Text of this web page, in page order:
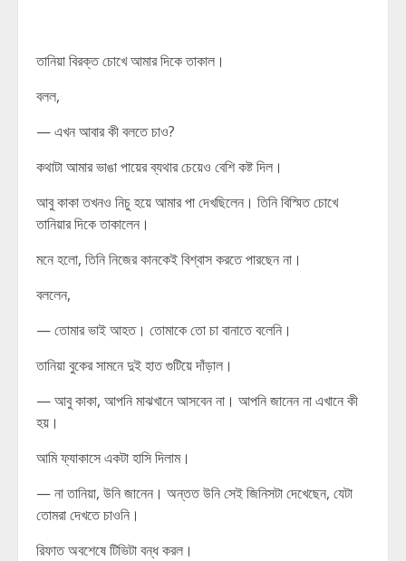
তানিয়া বিরক্ত চোখে আমার দিকে তাকাল।
বলল,
— এখন আবার কী বলতে চাও?
কথাটা আমার ভাঙা পায়ের ব্যথার চেয়েও বেশি কষ্ট দিল।
আবু কাকা তখনও নিচু হয়ে আমার পা দেখছিলেন। তিনি বিস্মিত চোখে
তানিয়ার দিকে তাকালেন।
মনে হলো, তিনি নিজের কানকেই বিশ্বাস করতে পারছেন না।
বললেন,
— তোমার ভাই আহত। তোমাকে তো চা বানাতে বলেনি।
তানিয়া বুকের সামনে দুই হাত গুটিয়ে দাঁড়াল।
— আবু কাকা, আপনি মাঝখানে আসবেন না। আপনি জানেন না এখানে কী
হয়।
আমি ফ্যাকাসে একটা হাসি দিলাম।
— না তানিয়া, উনি জানেন। অন্তত উনি সেই জিনিসটা দেখেছেন, যেটা
তোমরা দেখতে চাওনি।
রিফাত অবশেষে টিভিটা বন্ধ করল।